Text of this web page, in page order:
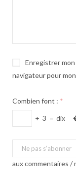
Enregistrer
navigateur pour
Combien font : *
+ 3 = dix
aux commentaires /